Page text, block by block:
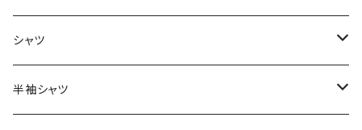
～44/S
46/M
シャツ
～44/S
半袖シャツ